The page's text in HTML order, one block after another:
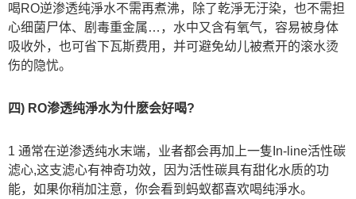
喝RO逆渗透纯淨水不需再煮沸，除了乾淨无汙染，也不需担
心细菌尸体、剧毒重金属…，水中又含有氧气，容易被身体
吸收外，也可省下瓦斯费用，并可避免幼儿被煮开的滚水烫
伤的隐忧。
四) RO渗透纯淨水为什麽会好喝?
1 通常在逆渗透纯水末端，业者都会再加上一隻In-line活性碳
滤心,这支滤心有神奇功效，因为活性碳具有甜化水质的功
能，如果你稍加注意，你会看到蚂蚁都喜欢喝纯淨水。